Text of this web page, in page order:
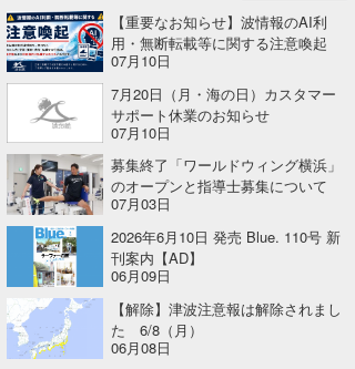
【重要なお知らせ】波情報のAI利
用・無断転載等に関する注意喚起
07月10日
7月20日（月・海の日）カスタマー
サポート休業のお知らせ
07月10日
募集終了「ワールドウィング横浜」
のオープンと指導士募集について
07月03日
2026年6月10日 発売 Blue. 110号 新
刊案内【AD】
06月09日
【解除】津波注意報は解除されまし
た 6/8（月）
06月08日
MIN
mitz
OYZ
S.K
Soulman
VAGY
waka☆=
YUKI☆